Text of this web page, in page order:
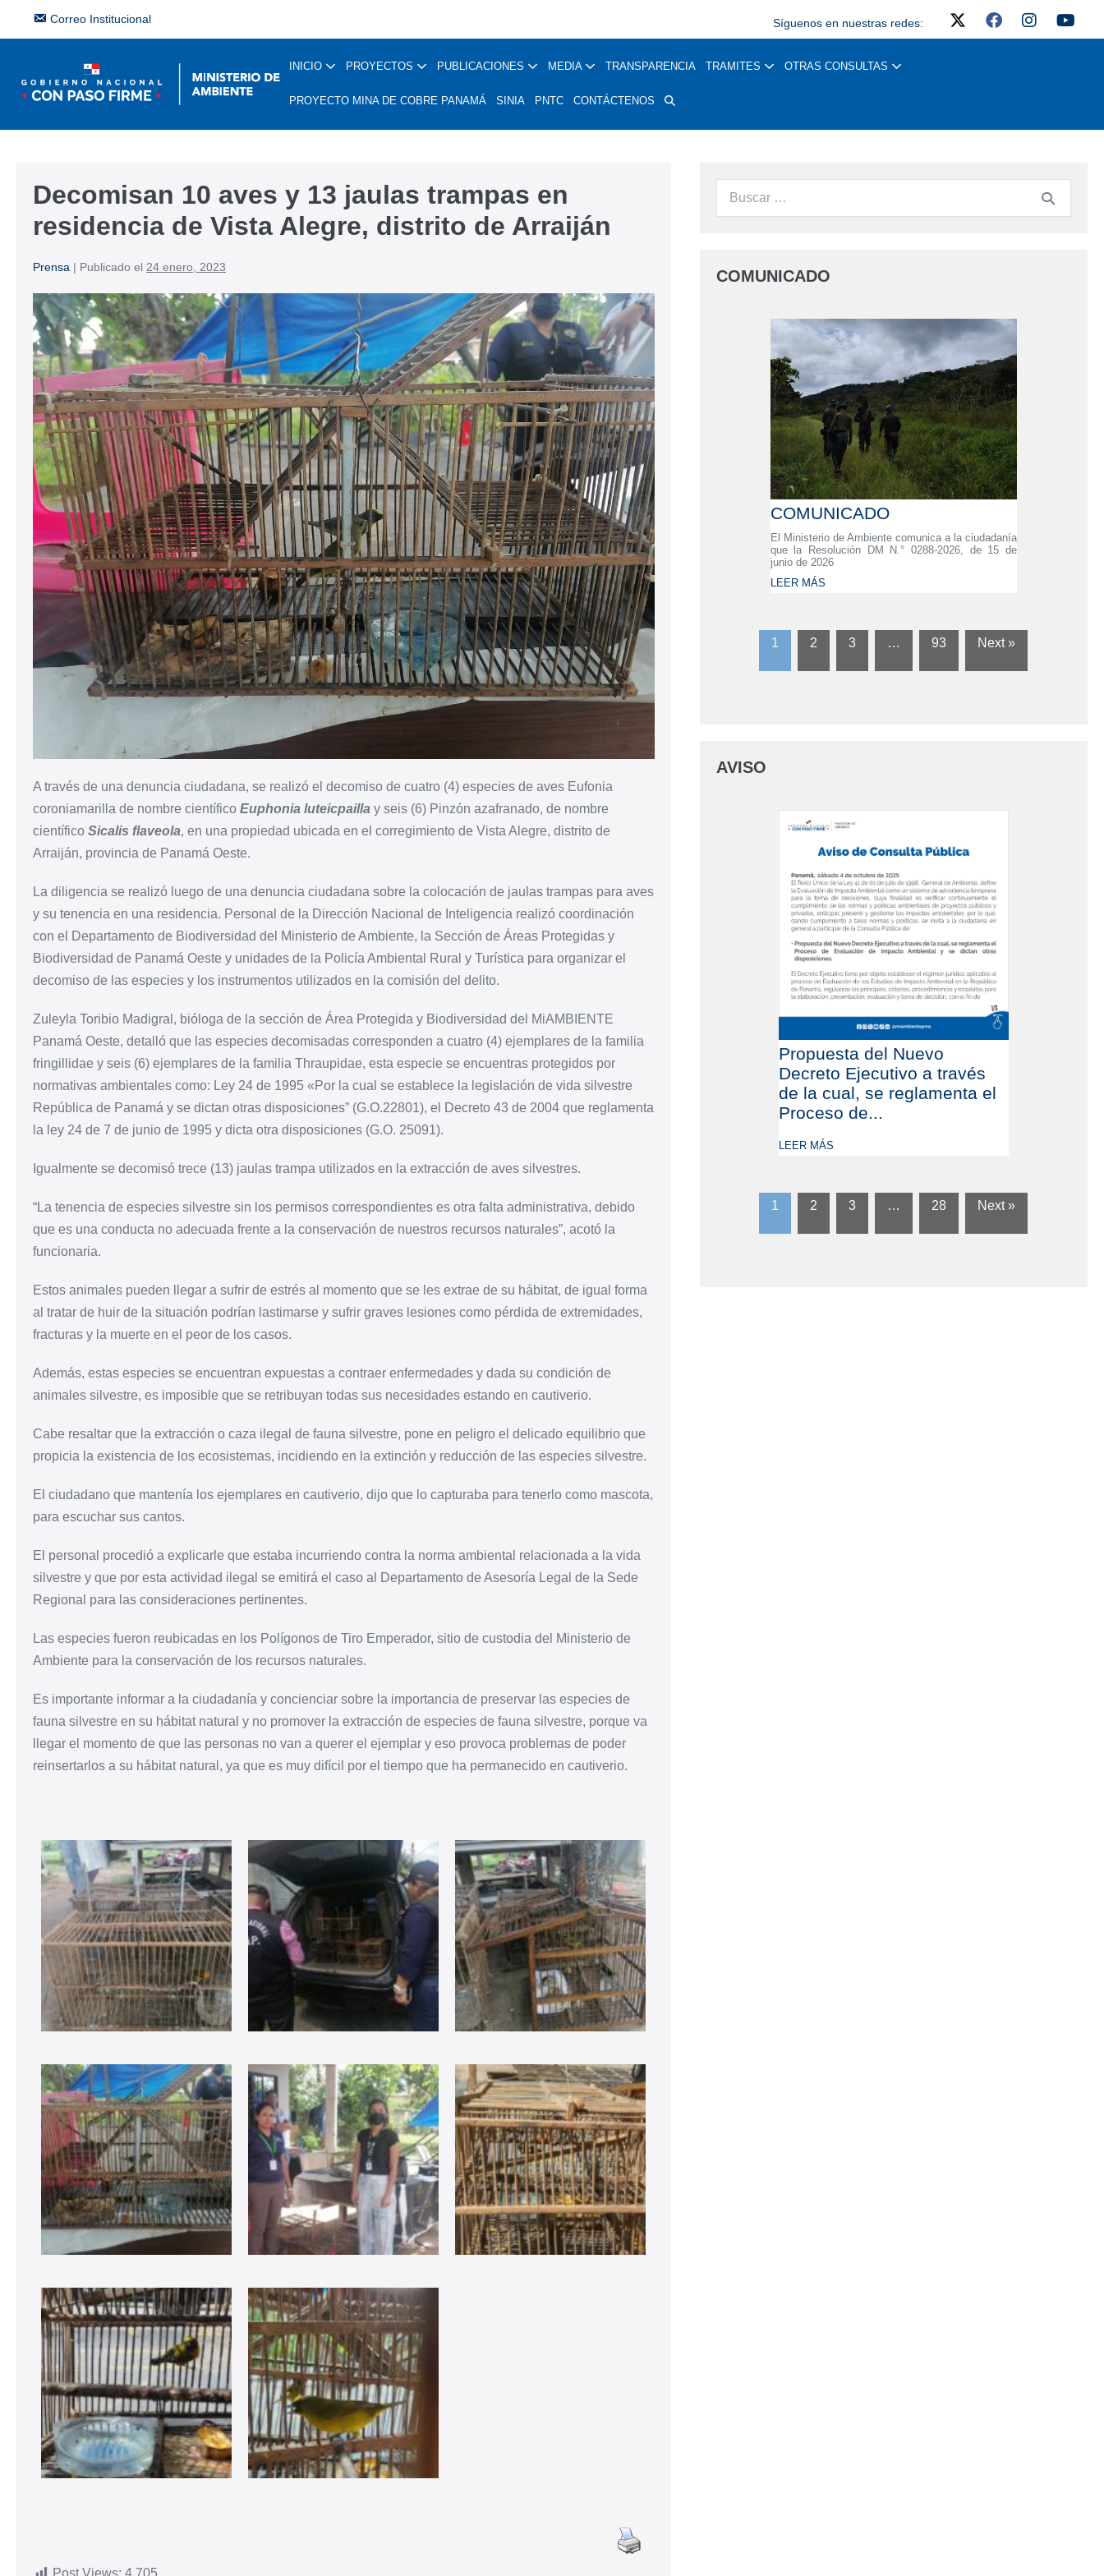
Correo Institucional Síguenos en nuestras redes:
INICIO PROYECTOS PUBLICACIONES MEDIA TRANSPARENCIA TRAMITES OTRAS CONSULTAS
PROYECTO MINA DE COBRE PANAMÁ SINIA PNTC CONTÁCTENOS
Decomisan 10 aves y 13 jaulas trampas en
residencia de Vista Alegre, distrito de Arraiján
Prensa | Publicado el 24 enero, 2023
A través de una denuncia ciudadana, se realizó el decomiso de cuatro (4) especies de aves Eufonia
coroniamarilla de nombre científico Euphonia luteicpailla y seis (6) Pinzón azafranado, de nombre
científico Sicalis flaveola, en una propiedad ubicada en el corregimiento de Vista Alegre, distrito de
Arraiján, provincia de Panamá Oeste.
La diligencia se realizó luego de una denuncia ciudadana sobre la colocación de jaulas trampas para aves
y su tenencia en una residencia. Personal de la Dirección Nacional de Inteligencia realizó coordinación
con el Departamento de Biodiversidad del Ministerio de Ambiente, la Sección de Áreas Protegidas y
Biodiversidad de Panamá Oeste y unidades de la Policía Ambiental Rural y Turística para organizar el
decomiso de las especies y los instrumentos utilizados en la comisión del delito.
Zuleyla Toribio Madigral, bióloga de la sección de Área Protegida y Biodiversidad del MiAMBIENTE
Panamá Oeste, detalló que las especies decomisadas corresponden a cuatro (4) ejemplares de la familia
fringillidae y seis (6) ejemplares de la familia Thraupidae, esta especie se encuentras protegidos por
normativas ambientales como: Ley 24 de 1995 «Por la cual se establece la legislación de vida silvestre
República de Panamá y se dictan otras disposiciones” (G.O.22801), el Decreto 43 de 2004 que reglamenta
la ley 24 de 7 de junio de 1995 y dicta otra disposiciones (G.O. 25091).
Igualmente se decomisó trece (13) jaulas trampa utilizados en la extracción de aves silvestres.
“La tenencia de especies silvestre sin los permisos correspondientes es otra falta administrativa, debido
que es una conducta no adecuada frente a la conservación de nuestros recursos naturales”, acotó la
funcionaria.
Estos animales pueden llegar a sufrir de estrés al momento que se les extrae de su hábitat, de igual forma
al tratar de huir de la situación podrían lastimarse y sufrir graves lesiones como pérdida de extremidades,
fracturas y la muerte en el peor de los casos.
Además, estas especies se encuentran expuestas a contraer enfermedades y dada su condición de
animales silvestre, es imposible que se retribuyan todas sus necesidades estando en cautiverio.
Cabe resaltar que la extracción o caza ilegal de fauna silvestre, pone en peligro el delicado equilibrio que
propicia la existencia de los ecosistemas, incidiendo en la extinción y reducción de las especies silvestre.
El ciudadano que mantenía los ejemplares en cautiverio, dijo que lo capturaba para tenerlo como mascota,
para escuchar sus cantos.
El personal procedió a explicarle que estaba incurriendo contra la norma ambiental relacionada a la vida
silvestre y que por esta actividad ilegal se emitirá el caso al Departamento de Asesoría Legal de la Sede
Regional para las consideraciones pertinentes.
Las especies fueron reubicadas en los Polígonos de Tiro Emperador, sitio de custodia del Ministerio de
Ambiente para la conservación de los recursos naturales.
Es importante informar a la ciudadanía y concienciar sobre la importancia de preservar las especies de
fauna silvestre en su hábitat natural y no promover la extracción de especies de fauna silvestre, porque va
llegar el momento de que las personas no van a querer el ejemplar y eso provoca problemas de poder
reinsertarlos a su hábitat natural, ya que es muy difícil por el tiempo que ha permanecido en cautiverio.
Post Views: 4.705
COMUNICADO
COMUNICADO
El Ministerio de Ambiente comunica a la ciudadanía
que la Resolución DM N.° 0288-2026, de 15 de
junio de 2026
LEER MÁS
1 2 3 … 93 Next »
AVISO
Propuesta del Nuevo
Decreto Ejecutivo a través
de la cual, se reglamenta el
Proceso de...
LEER MÁS
1 2 3 … 28 Next »